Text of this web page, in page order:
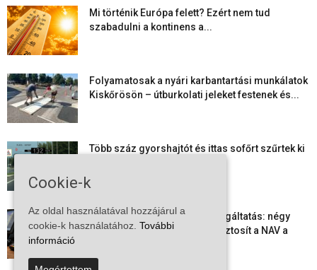
Mi történik Európa felett? Ezért nem tud
szabadulni a kontinens a...
Folyamatosak a nyári karbantartási munkálatok
Kiskőrösön – útburkolati jeleket festenek és...
Több száz gyorshajtót és ittas sofőrt szűrtek ki
Elektronikus nyugtaadat-szolgáltatás: négy
hónapos átállási időszakot biztosít a NAV a
Cookie-k
Az oldal használatával hozzájárul a
cookie-k használatához. További
információ